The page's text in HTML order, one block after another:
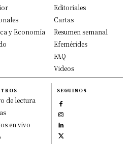
y Economía
Editoriales
Cartas
Resumen semanal
Efemérides
FAQ
Videos
de lectura
en vivo
SEGUINOS